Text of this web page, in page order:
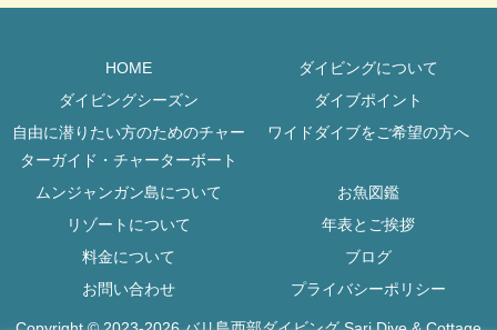
HOME
ダイビングについて
ダイビングシーズン
ダイブポイント
自由に潜りたい方のためのチャー
ターガイド・チャーターボート
ワイドダイブをご希望の方へ
ムンジャンガン島について
お魚図鑑
リゾートについて
年表とご挨拶
料金について
ブログ
お問い合わせ
プライバシーポリシー